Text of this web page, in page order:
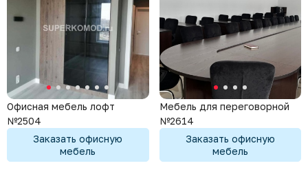
Офисная мебель лофт
№2504
Заказать офисную
мебель
Мебель для переговорной
№2614
Заказать офисную
мебель